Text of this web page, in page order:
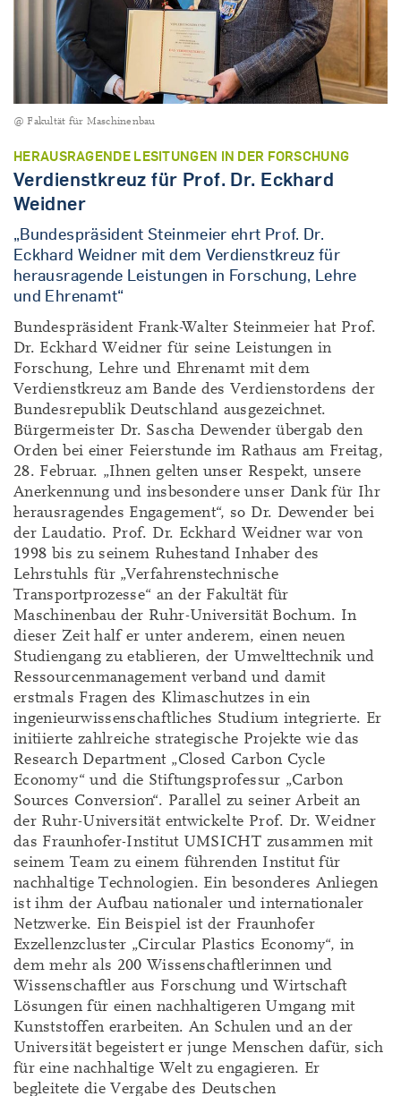
@ Fakultät für Maschinenbau
HERAUSRAGENDE LESITUNGEN IN DER FORSCHUNG
Verdienstkreuz für Prof. Dr. Eckhard
Weidner
„Bundespräsident Steinmeier ehrt Prof. Dr.
Eckhard Weidner mit dem Verdienstkreuz für
herausragende Leistungen in Forschung, Lehre
und Ehrenamt“
Bundespräsident Frank-Walter Steinmeier hat Prof.
Dr. Eckhard Weidner für seine Leistungen in
Forschung, Lehre und Ehrenamt mit dem
Verdienstkreuz am Bande des Verdienstordens der
Bundesrepublik Deutschland ausgezeichnet.
Bürgermeister Dr. Sascha Dewender übergab den
Orden bei einer Feierstunde im Rathaus am Freitag,
28. Februar. „Ihnen gelten unser Respekt, unsere
Anerkennung und insbesondere unser Dank für Ihr
herausragendes Engagement“, so Dr. Dewender bei
der Laudatio. Prof. Dr. Eckhard Weidner war von
1998 bis zu seinem Ruhestand Inhaber des
Lehrstuhls für „Verfahrenstechnische
Transportprozesse“ an der Fakultät für
Maschinenbau der Ruhr-Universität Bochum. In
dieser Zeit half er unter anderem, einen neuen
Studiengang zu etablieren, der Umwelttechnik und
Ressourcenmanagement verband und damit
erstmals Fragen des Klimaschutzes in ein
ingenieurwissenschaftliches Studium integrierte. Er
initiierte zahlreiche strategische Projekte wie das
Research Department „Closed Carbon Cycle
Economy“ und die Stiftungsprofessur „Carbon
Sources Conversion“. Parallel zu seiner Arbeit an
der Ruhr-Universität entwickelte Prof. Dr. Weidner
das Fraunhofer-Institut UMSICHT zusammen mit
seinem Team zu einem führenden Institut für
nachhaltige Technologien. Ein besonderes Anliegen
ist ihm der Aufbau nationaler und internationaler
Netzwerke. Ein Beispiel ist der Fraunhofer
Exzellenzcluster „Circular Plastics Economy“, in
dem mehr als 200 Wissenschaftlerinnen und
Wissenschaftler aus Forschung und Wirtschaft
Lösungen für einen nachhaltigeren Umgang mit
Kunststoffen erarbeiten. An Schulen und an der
Universität begeistert er junge Menschen dafür, sich
für eine nachhaltige Welt zu engagieren. Er
begleitete die Vergabe des Deutschen